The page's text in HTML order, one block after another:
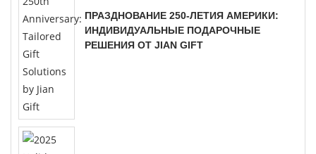
ПРАЗДНОВАНИЕ 250-ЛЕТИЯ АМЕРИКИ:
ИНДИВИДУАЛЬНЫЕ ПОДАРОЧНЫЕ
РЕШЕНИЯ ОТ JIAN GIFT